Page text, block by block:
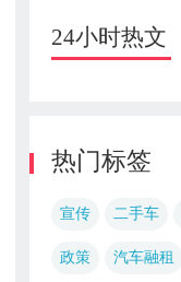
24小时热文
热门标签
宣传 二手车
政策 汽车融租